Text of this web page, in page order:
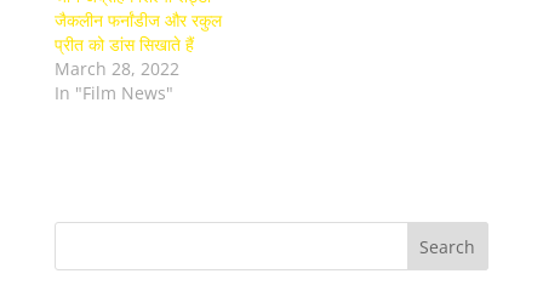
जैकलीन फर्नांडीज और रकुल
प्रीत को डांस सिखाते हैं
March 28, 2022
In "Film News"